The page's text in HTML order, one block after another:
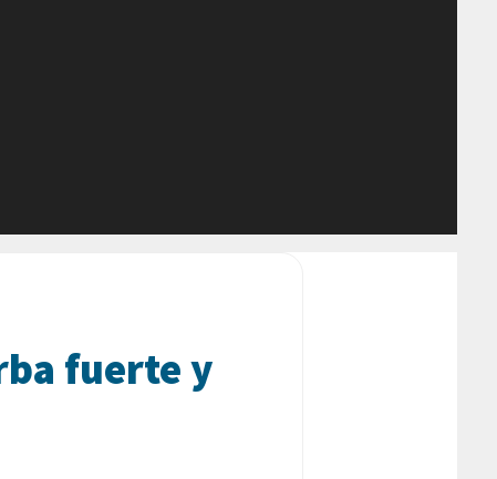
fuerte y